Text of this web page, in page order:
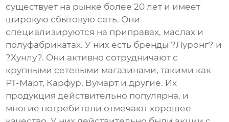
существует на рынке более 20 лет и имеет
широкую сбытовую сеть. Они
специализируются на приправах, маслах и
полуфабрикатах. У них есть бренды ?Луронг? и
?Хунлу?. Они активно сотрудничают с
крупными сетевыми магазинами, такими как
РТ-Март, Карфур, Вумарт и другие. Их
продукция действительно популярна, и
многие потребители отмечают хорошее